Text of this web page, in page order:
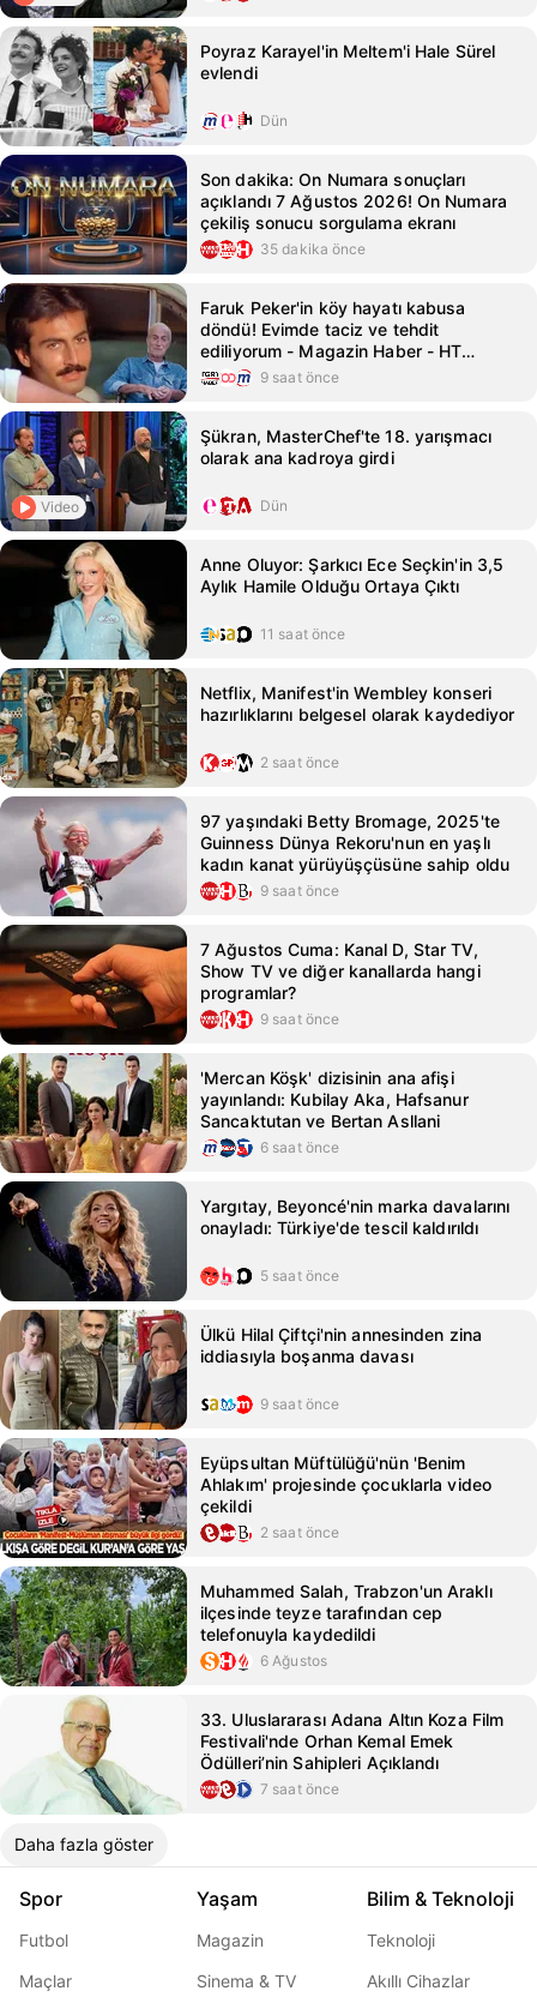
Poyraz Karayel'in Meltem'i Hale Sürel
evlendi
Dün
Son dakika: On Numara sonuçları
açıklandı 7 Ağustos 2026! On Numara
çekiliş sonucu sorgulama ekranı
35 dakika önce
Faruk Peker'in köy hayatı kabusa
döndü! Evimde taciz ve tehdit
ediliyorum - Magazin Haber - HT
Magazin9 saat önce
Video
Şükran, MasterChef'te 18. yarışmacı
olarak ana kadroya girdi
Dün
Anne Oluyor: Şarkıcı Ece Seçkin'in 3,5
Aylık Hamile Olduğu Ortaya Çıktı
11 saat önce
Netflix, Manifest'in Wembley konseri
hazırlıklarını belgesel olarak kaydediyor
2 saat önce
97 yaşındaki Betty Bromage, 2025'te
Guinness Dünya Rekoru'nun en yaşlı
kadın kanat yürüyüşçüsüne sahip oldu
9 saat önce
7 Ağustos Cuma: Kanal D, Star TV,
Show TV ve diğer kanallarda hangi
programlar?
9 saat önce
'Mercan Köşk' dizisinin ana afişi
yayınlandı: Kubilay Aka, Hafsanur
Sancaktutan ve Bertan Asllani
6 saat önce
Yargıtay, Beyoncé'nin marka davalarını
onayladı: Türkiye'de tescil kaldırıldı
5 saat önce
Ülkü Hilal Çiftçi'nin annesinden zina
iddiasıyla boşanma davası
9 saat önce
Eyüpsultan Müftülüğü'nün 'Benim
Ahlakım' projesinde çocuklarla video
çekildi
2 saat önce
Muhammed Salah, Trabzon'un Araklı
ilçesinde teyze tarafından cep
telefonuyla kaydedildi
6 Ağustos
33. Uluslararası Adana Altın Koza Film
Festivali'nde Orhan Kemal Emek
Ödülleri’nin Sahipleri Açıklandı
7 saat önce
Daha fazla göster
Spor
Futbol
Maçlar
Yaşam
Magazin
Sinema & TV
Bilim & Teknoloji
Teknoloji
Akıllı Cihazlar